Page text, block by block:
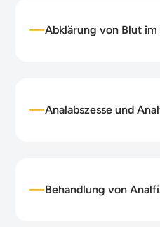
Abklärung von Blut im
Analabszesse und
Behandlung von